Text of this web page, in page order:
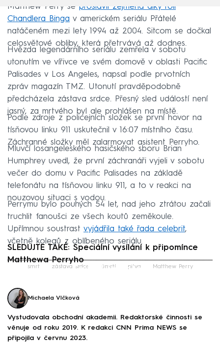
Matthew Perry se proslavil zejména díky roli
Chandlera Binga v americkém seriálu Přátelé
natáčeném mezi lety 1994 až 2004. Sitcom se dočkal
celosvětové obliby, která přetrvává až dodnes.
Hvězda legendárního seriálu zemřela v sobotu
utonutím ve vířivce ve svém domově v oblasti Pacific
Palisades v Los Angeles, napsal podle prvotních
zpráv magazín TMZ. Utonutí pravděpodobně
předcházela zástava srdce. Přesný sled událostí není
jasný, za mrtvého byl ale prohlášen na místě.
Podle zdroje z policejních složek se první hovor na
tísňovou linku 911 uskutečnil v 16:07 místního času.
Záchranné složky měl zalarmovat asistent Perryho.
Mluvčí losangeleského hasičského sboru Brian
Humphrey uvedl, že první záchranáři vyjeli v sobotu
večer do domu v Pacific Palisades na základě
telefonátu na tísňovou linku 911, a to v reakci na
nouzovou situaci s vodou.
Perrymu bylo pouhých 54 let, nad jeho ztrátou začali
truchlit fanoušci ze všech koutů zeměkoule.
Upřímnou soustrast vyjádřila také řada celebrit,
včetně kolegů z oblíbeného seriálu.
SLEDUJTE TAKÉ: Speciální vysílání k připomínce
Matthewa Perryho
Failed to fetch
smrt zástava srdce úmrtí pitva Matthew Perry
Michaela Vlčková
Vystudovala obchodní akademii. Redaktorské činnosti se
věnuje od roku 2019. K redakci CNN Prima NEWS se
připojila v červnu 2023.